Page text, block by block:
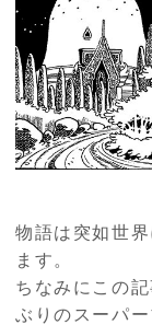
物語は突如世
ます。
ちなみにこの
ぶりのスーパ